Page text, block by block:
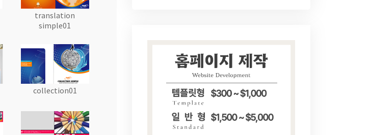
translation
simple01
collection01